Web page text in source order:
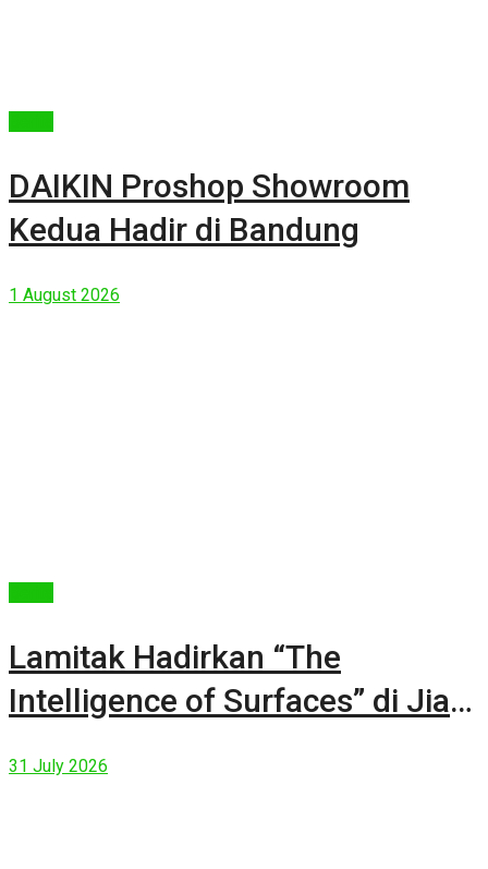
DAIKIN Proshop Showroom
Kedua Hadir di Bandung
1 August 2026
Lamitak Hadirkan “The
Intelligence of Surfaces” di Jia
31 July 2026